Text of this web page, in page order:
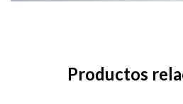
Productos